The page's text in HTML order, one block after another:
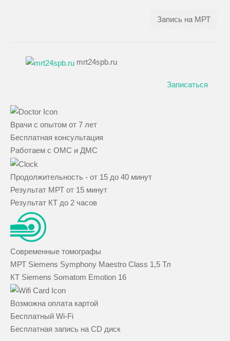
Запись на МРТ
mrt24spb.ru
Записаться
Врачи с опытом от 7 лет
Бесплатная консультация
Работаем с ОМС и ДМС
Продолжительность - от 15 до 40 минут
Результат МРТ от 15 минут
Результат КТ до 2 часов
Современные томографы
МРТ Siemens Symphony Maestro Class 1,5 Тл
КТ Siemens Somatom Emotion 16
Возможна оплата картой
Бесплатный Wi-Fi
Бесплатная запись на CD диск